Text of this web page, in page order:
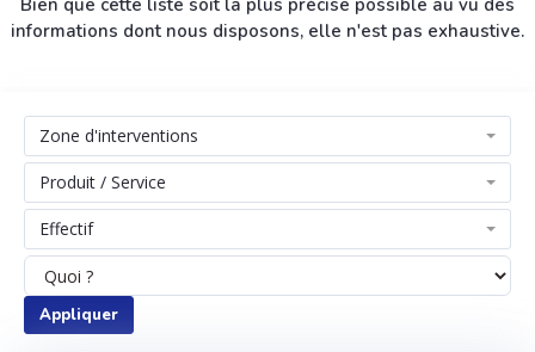
Bien que cette liste soit la plus précise possible au vu des
informations dont nous disposons, elle n'est pas exhaustive.
Zone d'interventions
Produit / Service
Effectif
Appliquer